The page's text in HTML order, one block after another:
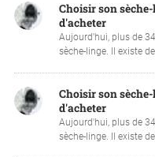
Choisir son
d'acheter
Aujourd'hui, plus de
sèche-linge. Il existe
Choisir son
d'acheter
Aujourd'hui, plus de
sèche-linge. Il existe